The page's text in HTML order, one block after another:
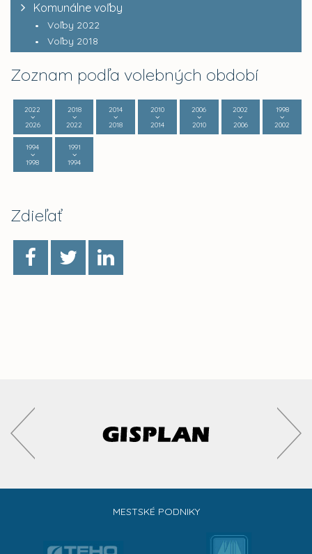
Komunálne voľby
Voľby 2022
Voľby 2018
Zoznam podľa volebných období
2022
2026
2018
2022
2014
2018
2010
2014
2006
2010
2002
2006
1998
2002
1994
1998
1991
1994
Zdieľať
MESTSKÉ PODNIKY